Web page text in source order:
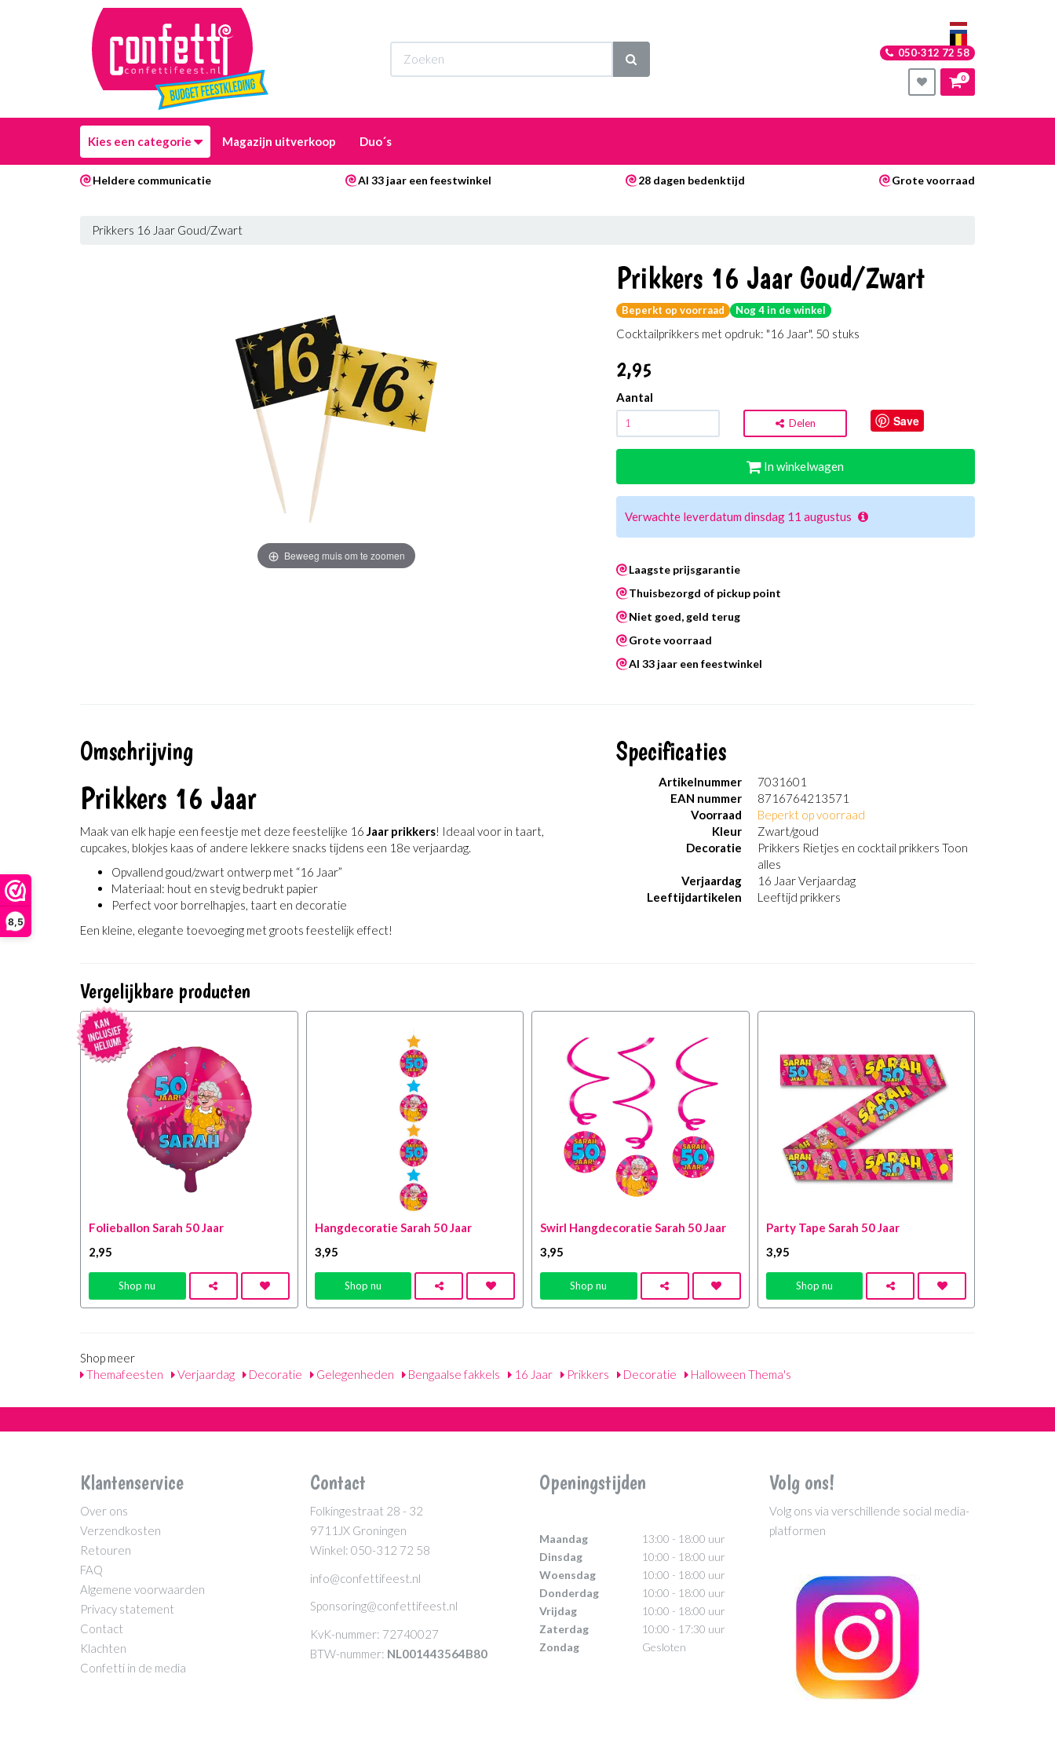
8,5
050-312 72 58
0
Kies een categorie Magazijn uitverkoop Duo´s
Heldere communicatie Al 33 jaar een feestwinkel 28 dagen bedenktijd Grote voorraad
Prikkers 16 Jaar Goud/Zwart
Beweeg muis om te zoomen
Prikkers 16 Jaar Goud/Zwart
Beperkt op voorraad Nog 4 in de winkel
Cocktailprikkers met opdruk: "16 Jaar". 50 stuks
2,95
Aantal
Delen Save
In winkelwagen
Verwachte leverdatum dinsdag 11 augustus
Laagste prijsgarantie
Thuisbezorgd of pickup point
Niet goed, geld terug
Grote voorraad
Al 33 jaar een feestwinkel
Omschrijving
Prikkers 16 Jaar
Maak van elk hapje een feestje met deze feestelijke 16 Jaar prikkers! Ideaal voor in taart,
cupcakes, blokjes kaas of andere lekkere snacks tijdens een 18e verjaardag.
Opvallend goud/zwart ontwerp met “16 Jaar”
Materiaal: hout en stevig bedrukt papier
Perfect voor borrelhapjes, taart en decoratie
Een kleine, elegante toevoeging met groots feestelijk effect!
Specificaties
Artikelnummer
7031601
EAN nummer
8716764213571
Voorraad
Beperkt op voorraad
Kleur
Zwart/goud
Decoratie
Prikkers Rietjes en cocktail prikkers Toon
alles
Verjaardag
16 Jaar Verjaardag
Leeftijdartikelen
Leeftijd prikkers
Vergelijkbare producten
Folieballon Sarah 50 Jaar
2,95
Shop nu
Hangdecoratie Sarah 50 Jaar
3,95
Shop nu
Swirl Hangdecoratie Sarah 50 Jaar
3,95
Shop nu
Party Tape Sarah 50 Jaar
3,95
Shop nu
Shop meer
Themafeesten
Verjaardag Decoratie Gelegenheden Bengaalse fakkels 16 Jaar Prikkers Decoratie Halloween Thema's
Klantenservice
Over ons
Verzendkosten
Retouren
FAQ
Algemene voorwaarden
Privacy statement
Contact
Klachten
Confetti in de media
Contact
Folkingestraat 28 - 32
9711JX Groningen
Winkel: 050-312 72 58
info@confettifeest.nl
Sponsoring@confettifeest.nl
KvK-nummer: 72740027
BTW-nummer: NL001443564B80
Openingstijden
Maandag
13:00 - 18:00 uur
Dinsdag
10:00 - 18:00 uur
Woensdag
10:00 - 18:00 uur
Donderdag
10:00 - 18:00 uur
Vrijdag
10:00 - 18:00 uur
Zaterdag
10:00 - 17:30 uur
Zondag
Gesloten
Volg ons!
Volg ons via verschillende social media-
platformen